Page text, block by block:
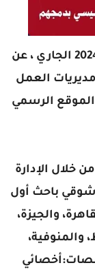
وأوضحت "الوزارة" أن التقديم على هذه "الفرص الجديدة" خلال شهر أكتوبر 2024 الجاري ، عن
العمل
الموقع الرسمي
إن نشرة التوظيف الدورية تَصّدُر كل 15 يومًا، من خلال الإدارة
شوقي باحث أول
في 15 محافظة ،هي: القاهرة، والجيزة،
والمنوفية،